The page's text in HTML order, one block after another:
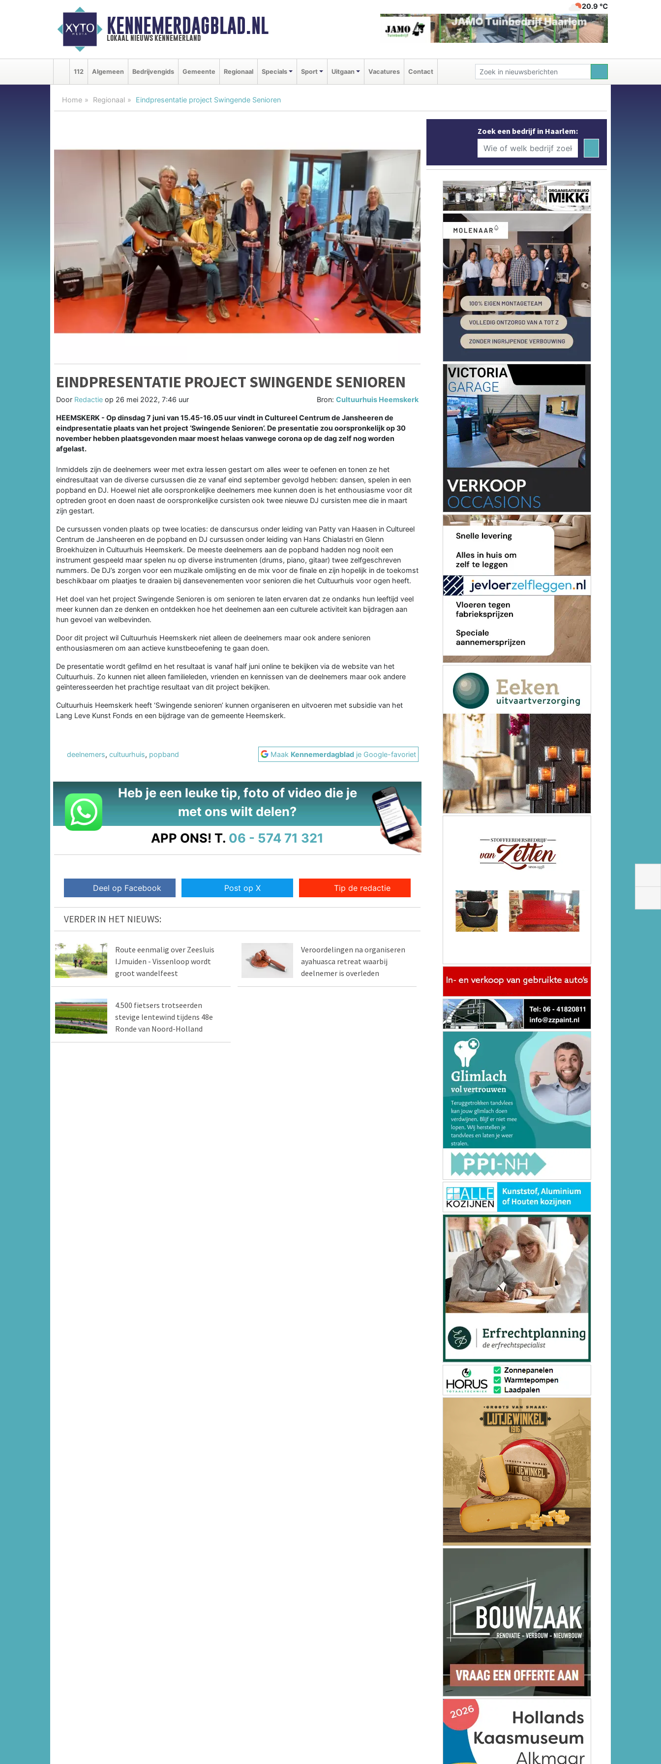
KENNEMERDAGBLAD.NL
lokaal nieuws kennemerland
20.9 ℃
112 Algemeen Bedrijvengids Gemeente Regionaal Specials Sport Uitgaan Vacatures Contact
Home Regionaal Eindpresentatie project Swingende Senioren
EINDPRESENTATIE PROJECT SWINGENDE SENIOREN
Door Redactie op 26 mei 2022, 7:46 uur Bron:Cultuurhuis Heemskerk
HEEMSKERK - Op dinsdag 7 juni van 15.45-16.05 uur vindt in Cultureel Centrum de Jansheeren de
eindpresentatie plaats van het project ‘Swingende Senioren’. De presentatie zou oorspronkelijk op 30
november hebben plaatsgevonden maar moest helaas vanwege corona op de dag zelf nog worden
afgelast.
Inmiddels zijn de deelnemers weer met extra lessen gestart om alles weer te oefenen en tonen ze het
eindresultaat van de diverse cursussen die ze vanaf eind september gevolgd hebben: dansen, spelen in een
popband en DJ. Hoewel niet alle oorspronkelijke deelnemers mee kunnen doen is het enthousiasme voor dit
optreden groot en doen naast de oorspronkelijke cursisten ook twee nieuwe DJ cursisten mee die in maart
zijn gestart.
De cursussen vonden plaats op twee locaties: de danscursus onder leiding van Patty van Haasen in Cultureel
Centrum de Jansheeren en de popband en DJ cursussen onder leiding van Hans Chialastri en Glenn
Broekhuizen in Cultuurhuis Heemskerk. De meeste deelnemers aan de popband hadden nog nooit een
instrument gespeeld maar spelen nu op diverse instrumenten (drums, piano, gitaar) twee zelfgeschreven
nummers. De DJ’s zorgen voor een muzikale omlijsting en de mix voor de finale en zijn hopelijk in de toekomst
beschikbaar om plaatjes te draaien bij dansevenementen voor senioren die het Cultuurhuis voor ogen heeft.
Het doel van het project Swingende Senioren is om senioren te laten ervaren dat ze ondanks hun leeftijd veel
meer kunnen dan ze denken en ontdekken hoe het deelnemen aan een culturele activiteit kan bijdragen aan
hun gevoel van welbevinden.
Door dit project wil Cultuurhuis Heemskerk niet alleen de deelnemers maar ook andere senioren
enthousiasmeren om aan actieve kunstbeoefening te gaan doen.
De presentatie wordt gefilmd en het resultaat is vanaf half juni online te bekijken via de website van het
Cultuurhuis. Zo kunnen niet alleen familieleden, vrienden en kennissen van de deelnemers maar ook andere
geïnteresseerden het prachtige resultaat van dit project bekijken.
Cultuurhuis Heemskerk heeft ‘Swingende senioren’ kunnen organiseren en uitvoeren met subsidie van het
Lang Leve Kunst Fonds en een bijdrage van de gemeente Heemskerk.
deelnemers, cultuurhuis, popband Maak Kennemerdagblad je Google-favoriet
Heb je een leuke tip, foto of video die je
met ons wilt delen?
APP ONS! T. 06 - 574 71 321
Deel op Facebook Post op X Tip de redactie
VERDER IN HET NIEUWS:
Route eenmalig over Zeesluis
IJmuiden - Vissenloop wordt
groot wandelfeest
Veroordelingen na organiseren
ayahuasca retreat waarbij
deelnemer is overleden
4.500 fietsers trotseerden
stevige lentewind tijdens 48e
Ronde van Noord-Holland
Zoek een bedrijf in Haarlem: